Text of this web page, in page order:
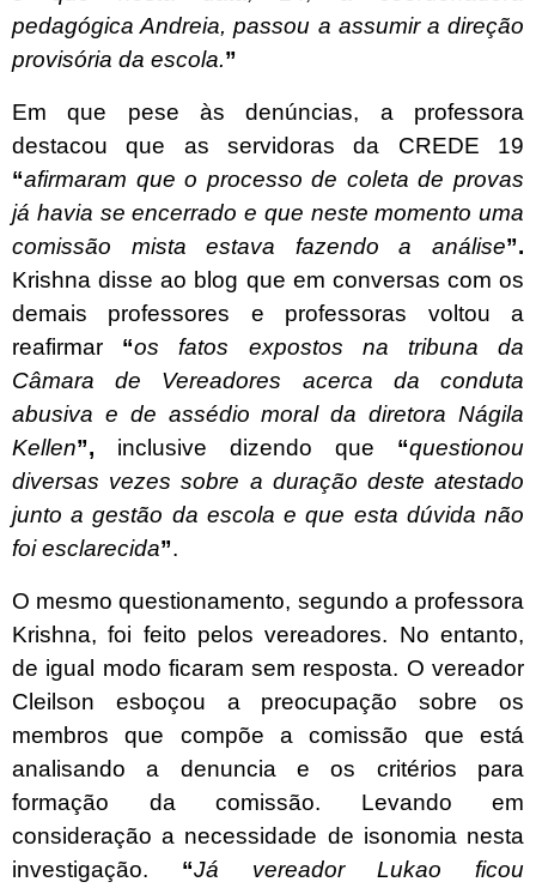
pedagógica Andreia, passou a assumir a direção
provisória da escola.”
Em que pese às denúncias, a professora
destacou que as servidoras da CREDE 19
“afirmaram que o processo de coleta de provas
já havia se encerrado e que neste momento uma
comissão mista estava fazendo a análise”.
Krishna disse ao blog que em conversas com os
demais professores e professoras voltou a
reafirmar “os fatos expostos na tribuna da
Câmara de Vereadores acerca da conduta
abusiva e de assédio moral da diretora Nágila
Kellen”, inclusive dizendo que “questionou
diversas vezes sobre a duração deste atestado
junto a gestão da escola e que esta dúvida não
foi esclarecida”.
O mesmo questionamento, segundo a professora
Krishna, foi feito pelos vereadores. No entanto,
de igual modo ficaram sem resposta. O vereador
Cleilson esboçou a preocupação sobre os
membros que compõe a comissão que está
analisando a denuncia e os critérios para
formação da comissão. Levando em
consideração a necessidade de isonomia nesta
investigação. “Já vereador Lukao ficou